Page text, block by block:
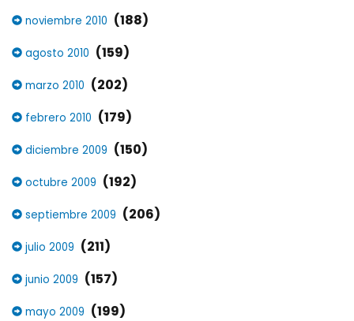
noviembre 2010 (188)
agosto 2010 (159)
marzo 2010 (202)
febrero 2010 (179)
diciembre 2009 (150)
octubre 2009 (192)
septiembre 2009 (206)
julio 2009 (211)
junio 2009 (157)
mayo 2009 (199)